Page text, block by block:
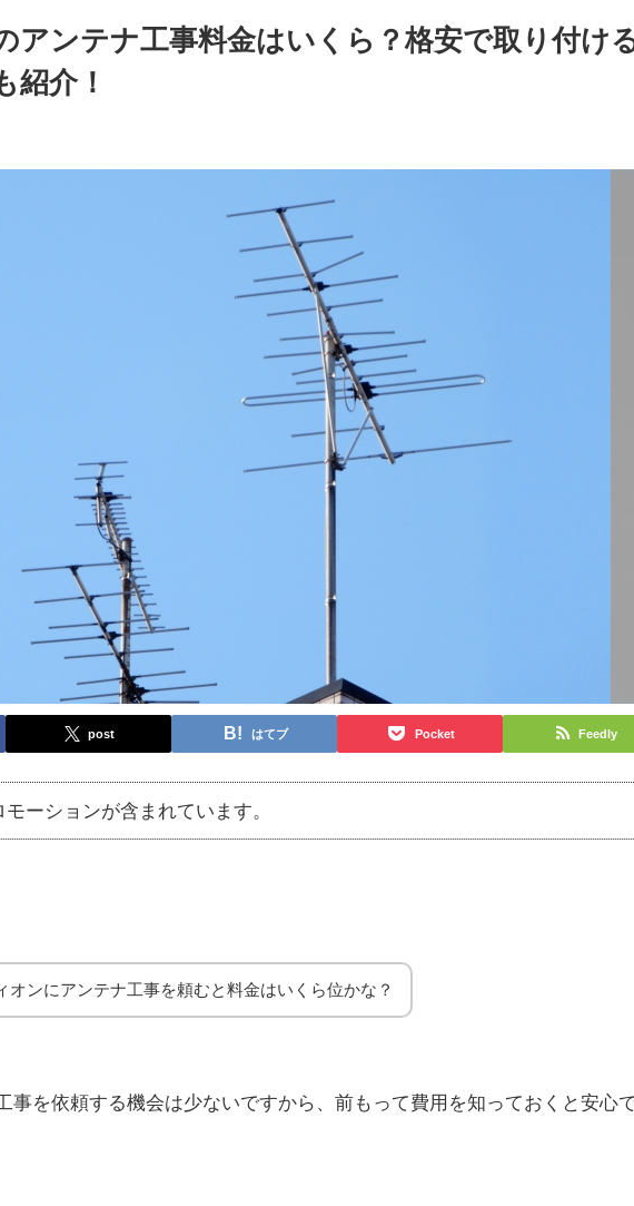
アンテナ工事料金はいくら？格安で取り付け
紹介！
post はてブ Pocket Feedly
ーションが含まれています。
オンにアンテナ工事を頼むと料金はいくら位かな？
事を依頼する機会は少ないですから、前もって費用を知っておくと安心